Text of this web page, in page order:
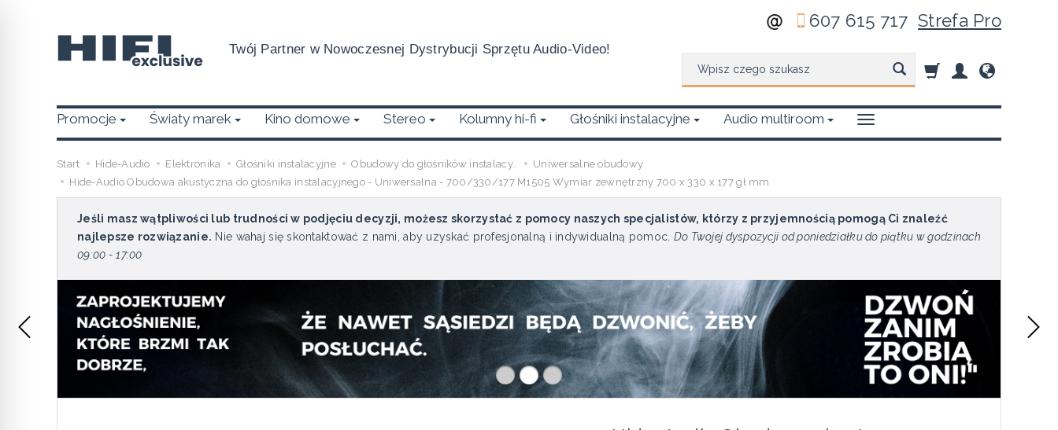
Twój Partner w Nowoczesnej Dystrybucji Sprzętu Audio-Video!
607 615 717Strefa Pro
Promocje Światy marek Kino domowe Stereo Kolumny hi-fi Głośniki instalacyjne Audio multiroom
Start Hide-Audio Elektronika Głośniki instalacyjne Obudowy do głośników instalacy..
Uniwersalne obudowy
Hide-Audio Obudowa akustyczna do głośnika instalacyjnego - Uniwersalna - 700/330/177 M1505 Wymiar zewnętrzny 700 x 330 x 177 gł mm
Jeśli masz wątpliwości lub trudności w podjęciu decyzji, możesz skorzystać z pomocy naszych specjalistów, którzy z przyjemnością pomogą Ci znaleźć
najlepsze rozwiązanie. Nie wahaj się skontaktować z nami, aby uzyskać profesjonalną i indywidualną pomoc. Do Twojej dyspozycji od poniedziałku do piątku w godzinach
09:00 - 17:00